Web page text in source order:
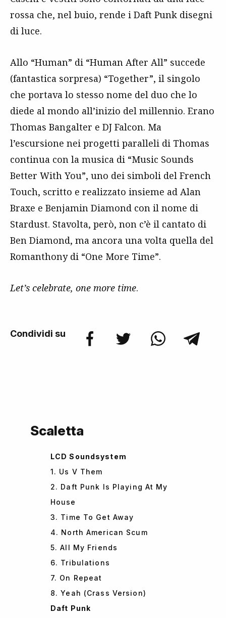
rossa che, nel buio, rende i Daft Punk disegni
di luce.
Allo “Human” di “Human After All” succede
(fantastica sorpresa) “Together”, il singolo
che portava lo stesso nome del duo che lo
diede al mondo all’inizio del millennio. Erano
Thomas Bangalter e DJ Falcon. Ma
l’escursione nei progetti paralleli di Thomas
continua con la musica di “Music Sounds
Better With You”, uno dei simboli del French
Touch, scritto e realizzato insieme ad Alan
Braxe e Benjamin Diamond con il nome di
Stardust. Stavolta, però, non c’è il cantato di
Ben Diamond, ma ancora una volta quella del
Romanthony di “One More Time”.
Let’s celebrate, one more time.
Condividi su
Scaletta
LCD Soundsystem
1. Us V Them
2. Daft Punk Is Playing At My
House
3. Time To Get Away
4. North American Scum
5. All My Friends
6. Tribulations
7. On Repeat
8. Yeah (Crass Version)
Daft Punk